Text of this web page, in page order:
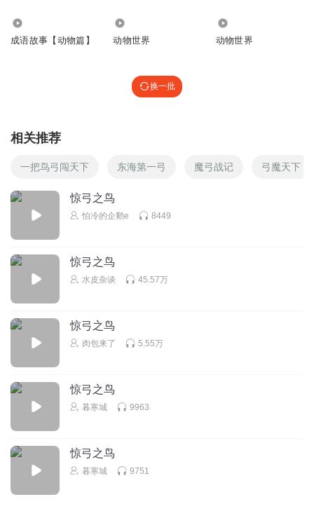
成语故事【动物篇】 动物世界 动物世界
换一批
相关推荐
一把鸟弓闯天下 东海第一弓 魔弓战记 弓魔天下
惊弓之鸟
怕冷的企鹅e 8449
惊弓之鸟
水皮杂谈 45.57万
惊弓之鸟
肉包来了 5.55万
惊弓之鸟
暮寒城 9963
惊弓之鸟
暮寒城 9751